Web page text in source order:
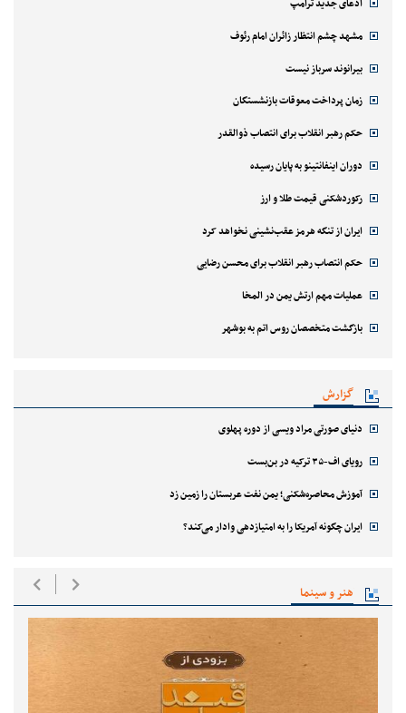
ادعای جدید ترامپ
مشهد چشم انتظار زائران امام رئوف
بیرانوند سرباز نیست
زمان پرداخت معوقات بازنشستگان
حکم رهبر انقلاب برای انتصاب ذوالقدر
دوران اینفانتینو به پایان رسیده
رکوردشکنی قیمت طلا و ارز
ایران از تنگه هرمز عقب‌نشینی نخواهد کرد
حکم انتصاب رهبر انقلاب برای محسن رضایی
عملیات مهم ارتش یمن در المخا
بازگشت متخصصان روس اتم به بوشهر
گزارش
دنیای صورتی مراد ویسی از دوره پهلوی
رویای اف-۳۵ ترکیه در بن‌بست
آموزش محاصره‌شکنی؛ یمن نفت عربستان را زمین زد
ایران چگونه آمریکا را به امتیازدهی وادار می‌کند؟
هنر و سینما